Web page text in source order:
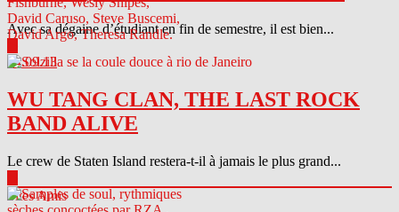
Avec sa dégaine d’étudiant en fin de semestre, il est bien...
04.09.13
WU TANG CLAN, THE LAST ROCK
BAND ALIVE
Le crew de Staten Island restera-t-il à jamais le plus grand...
Sites Amis